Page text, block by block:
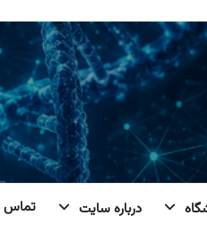
درباره سایت تماس